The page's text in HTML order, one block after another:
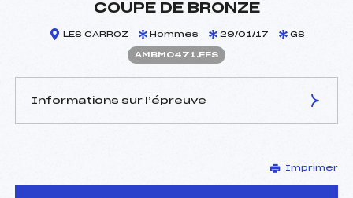
COUPE DE BRONZE
LES CARROZ Hommes 29/01/17 GS
AMBM0471.FFS
Informations sur l’épreuve
ROULET ROGER (MB)
Arbitre :
BESNARD BORIS (MB)
Imprimer